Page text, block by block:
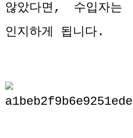
않았다면 , 수입자
인지하게 됩니다.